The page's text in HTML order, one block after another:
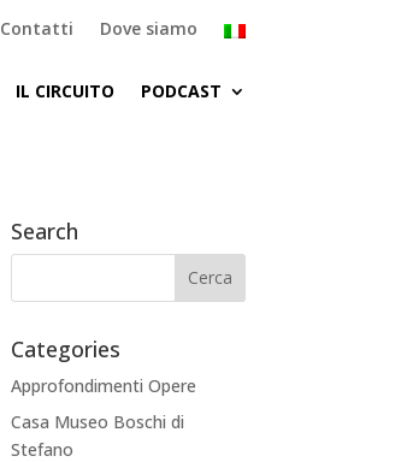
Contatti Dove siamo
IL CIRCUITO PODCAST
Search
Categories
Approfondimenti Opere
Casa Museo Boschi di
Stefano